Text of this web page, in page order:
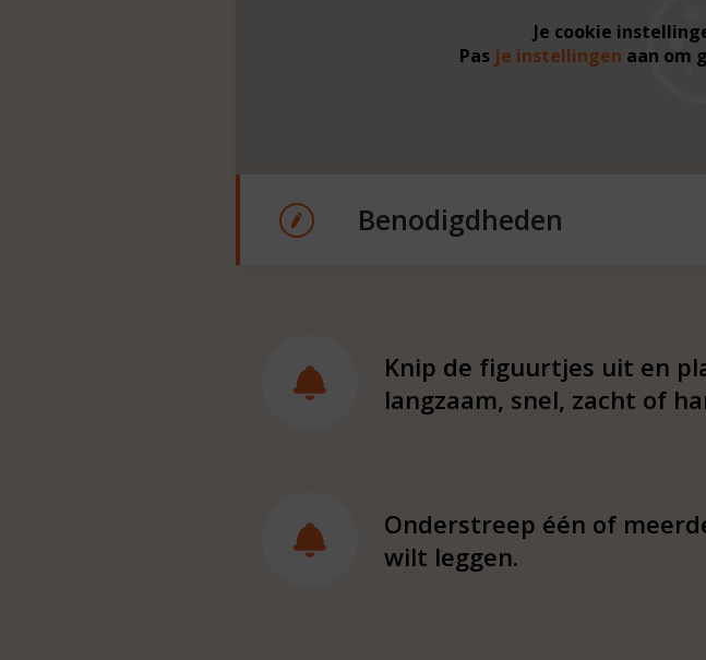
Je cookie
Pas je instellingen aan om
Benodigdheden
Knip de figuurtjes uit en
langzaam, snel, zacht of
Onderstreep één of
wilt leggen.